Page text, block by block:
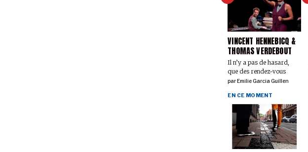
VINCENT HENNEBICQ &
THOMAS VERDEBOUT
Il n’y a pas de hasard,
que des rendez-vous
parEmilie Garcia Guillen
EN CE MOMENT